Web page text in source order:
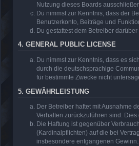
Nutzung dieses Boards
Du nimmst zur Kenntnis, dass der
Benutzerkonto, Beiträge und
Du gestattest dem Betreiber
4. GENERAL PUBLIC LICENSE
Du nimmst zur Kenntnis, dass es
durch die deutschsprachige
für bestimmte Zwecke nicht
5. GEWÄHRLEISTUNG
Der Betreiber haftet mit Ausnahme
Verhalten zurückzuführen sind.
Die Haftung ist gegenüber
(Kardinalpflichten) auf die bei
insbesondere entgangenen Gewinn.